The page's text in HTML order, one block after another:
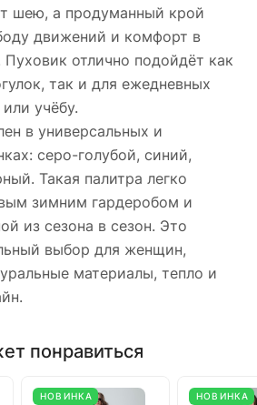
шею, а продуманный крой
движений и комфорт в
Пуховик отлично подойдёт как
так и для ежедневных
учёбу.
в универсальных и
серо-голубой, синий,
Такая палитра легко
зимним гардеробом и
из сезона в сезон. Это
выбор для женщин,
материалы, тепло и
понравиться
НОВИНКА НОВИНКА